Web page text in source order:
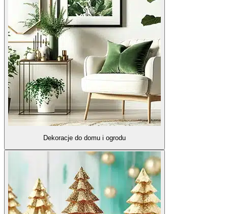
Dekoracje do domu i ogrodu